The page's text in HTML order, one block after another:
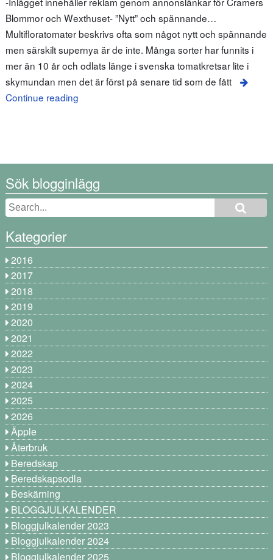
Blommor och Wexthuset- ”Nytt” och spännande…
Multifloratomater beskrivs ofta som något nytt och spännande
men särskilt supernya är de inte. Många sorter har funnits i
mer än 10 år och odlats länge i svenska tomatkretsar lite i
skymundan men det är först på senare tid som de fått
Continue reading
Sök blogginlägg
Kategorier
2016
2017
2018
2019
2020
2021
2022
2023
2024
2025
2026
Äpple
Återbruk
Beredskap
Beredskapsodla
Beskärning
BLOGGJULKALENDER
Bloggjulkalender 2023
Bloggjulkalender 2024
Bloggjulkalender 2025